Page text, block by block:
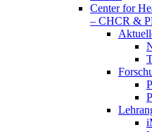
Center for
– CHCR &